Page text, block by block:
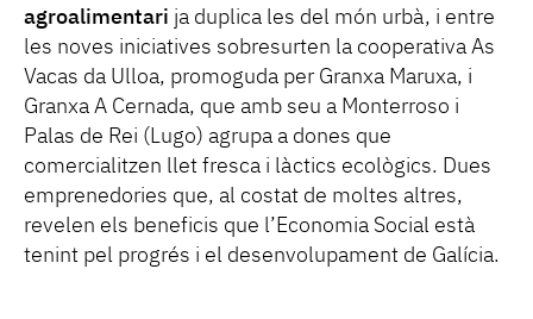
agroalimentari ja duplica les del món urbà, i entre
les noves iniciatives sobresurten la cooperativa As
Vacas da Ulloa, promoguda per Granxa Maruxa, i
Granxa A Cernada, que amb seu a Monterroso i
Palas de Rei (Lugo) agrupa a dones que
comercialitzen llet fresca i làctics ecològics. Dues
emprenedories que, al costat de moltes altres,
revelen els beneficis que l’Economia Social està
tenint pel progrés i el desenvolupament de Galícia.